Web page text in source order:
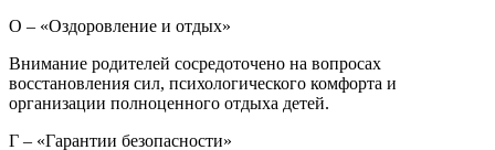
О – «Оздоровление и отдых»
Внимание родителей сосредоточено на вопросах
восстановления сил, психологического комфорта и
организации полноценного отдыха детей.
Г – «Гарантии безопасности»